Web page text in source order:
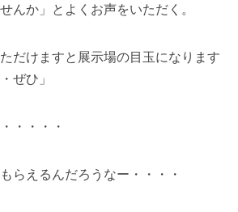
んか」とよくお声をいただく。
だけますと展示場の目玉になります
ぜひ」
・・・・
らえるんだろうなー・・・・